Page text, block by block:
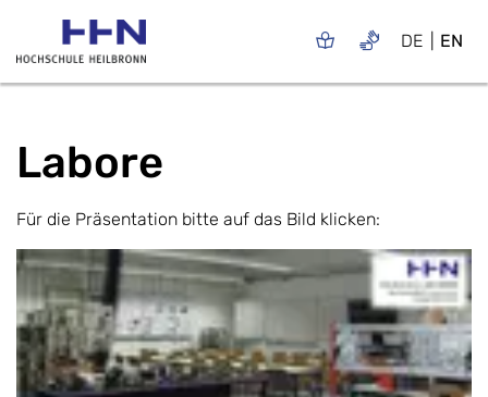
DE EN
Labore
Für die Präsentation bitte auf das Bild klicken: